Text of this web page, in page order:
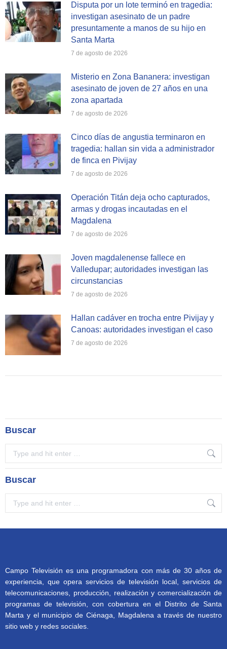
Disputa por un lote terminó en tragedia:
investigan asesinato de un padre
presuntamente a manos de su hijo en
Santa Marta
7 de agosto de 2026
Misterio en Zona Bananera: investigan
asesinato de joven de 27 años en una
zona apartada
7 de agosto de 2026
Cinco días de angustia terminaron en
tragedia: hallan sin vida a administrador
de finca en Pivijay
7 de agosto de 2026
Operación Titán deja ocho capturados,
armas y drogas incautadas en el
Magdalena
7 de agosto de 2026
Joven magdalenense fallece en
Valledupar; autoridades investigan las
circunstancias
7 de agosto de 2026
Hallan cadáver en trocha entre Pivijay y
Canoas: autoridades investigan el caso
7 de agosto de 2026
Buscar
Buscar
Campo Televisión es una programadora con más de 30 años de
experiencia, que opera servicios de televisión local, servicios de
telecomunicaciones, producción, realización y comercialización de
programas de televisión, con cobertura en el Distrito de Santa
Marta y el municipio de Ciénaga, Magdalena a través de nuestro
sitio web y redes sociales.